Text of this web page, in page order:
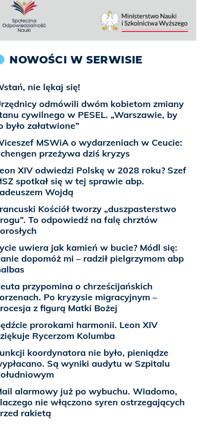
NOWOŚCI W SERWISIE
nie lękaj się!
odmówili dwóm kobietom zmiany
cywilnego w PESEL. „Warszawie, by
było załatwione”
MSWiA o wydarzeniach w Ceucie:
przeżywa dziś kryzys
XIV odwiedzi Polskę w 2028 roku? Szef
spotkał się w tej sprawie abp.
Wojdą
Kościół tworzy „duszpasterstwo
To odpowiedź na falę chrztów
uwiera jak kamień w bucie? Módl się:
dopomóż mi – radził pielgrzymom abp
przypomina o chrześcijańskich
Po kryzysie migracyjnym –
z figurą Matki Bożej
prorokami harmonii. Leon XIV
Rycerzom Kolumba
koordynatora nie było, pieniądze
Są wyniki audytu w Szpitalu
alarmowy już po wybuchu. Wiadomo,
nie włączono syren ostrzegających
rakietą